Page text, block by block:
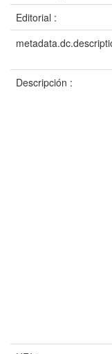
Editorial :
Descripción :